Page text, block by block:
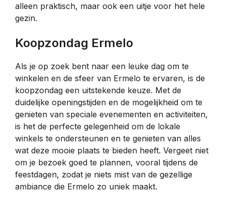
alleen praktisch, maar ook een uitje voor het hele
gezin.
Koopzondag Ermelo
Als je op zoek bent naar een leuke dag om te
winkelen en de sfeer van Ermelo te ervaren, is de
koopzondag een uitstekende keuze. Met de
duidelijke openingstijden en de mogelijkheid om te
genieten van speciale evenementen en activiteiten,
is het de perfecte gelegenheid om de lokale
winkels te ondersteunen en te genieten van alles
wat deze mooie plaats te bieden heeft. Vergeet niet
om je bezoek goed te plannen, vooral tijdens de
feestdagen, zodat je niets mist van de gezellige
ambiance die Ermelo zo uniek maakt.